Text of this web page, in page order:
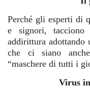
Perché gli esperti di
e signori,
addirittura adottando
che ci siano
“maschere di tutti i
Virus